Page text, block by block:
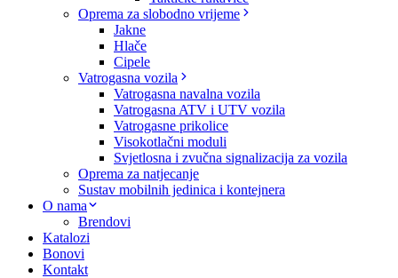
Oprema za slobodno vrijeme
Jakne
Hlače
Cipele
Vatrogasna vozila
Vatrogasna navalna vozila
Vatrogasna ATV i UTV vozila
Vatrogasne prikolice
Visokotlačni moduli
Svjetlosna i zvučna signalizacija za vozila
Oprema za natjecanje
Sustav mobilnih jedinica i kontejnera
O nama
Brendovi
Katalozi
Bonovi
Kontakt